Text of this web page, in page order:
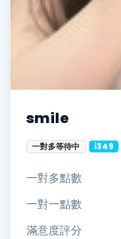
smile
一對多等待中 i349
一對多點數
一對一點數
滿意度評分